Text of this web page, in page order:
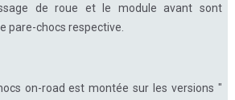
de roue et le module avant sont
pare-chocs respective.
on-road est montée sur les versions "